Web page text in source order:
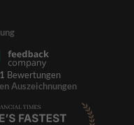
Bewertungen
Auszeichnungen